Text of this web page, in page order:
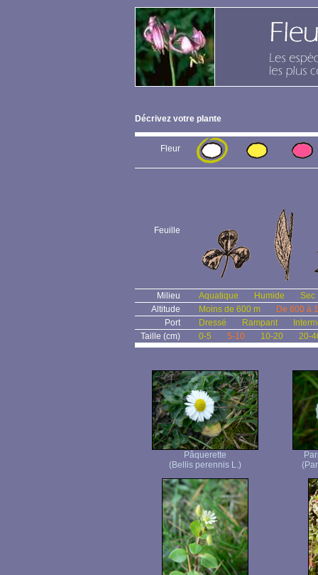
Décrivez votre plante
Fleur
Feuille
Milieu Aquatique Humide
Sec
Altitude
Moins de 600 m
De 600 à
Port
Dressé Rampant
Taille (cm)
0-5 5-10 10-20 20-
Pâquerette
(Bellis perennis L.)